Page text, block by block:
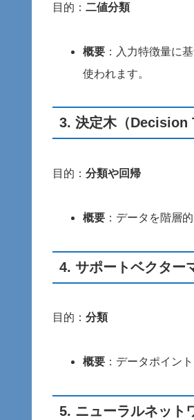
目的： 二値分類
概要：入力特徴量に
使われます。
3. 決定木（Decision
目的： 分類や回帰
概要：データを階層
4. サポートベクター
目的： 分類
概要：データポイン
5. ニューラルネット